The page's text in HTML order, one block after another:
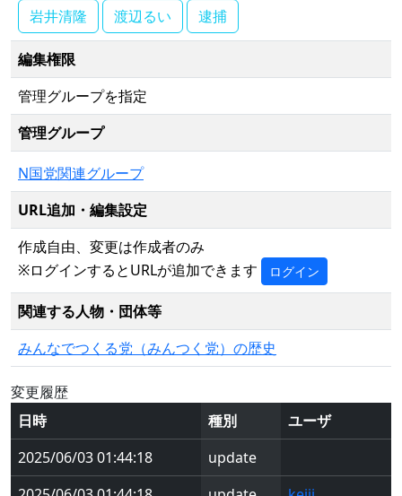
岩井清隆 渡辺るい 逮捕
編集権限
管理グループを指定
管理グループ
N国党関連グループ
URL追加・編集設定
作成自由、変更は作成者のみ
※ログインするとURLが追加できます
ログイン
関連する人物・団体等
みんなでつくる党（みんつく党）の歴史
変更履歴
日時
種別
ユーザ
2025/06/03 01:44:18
update